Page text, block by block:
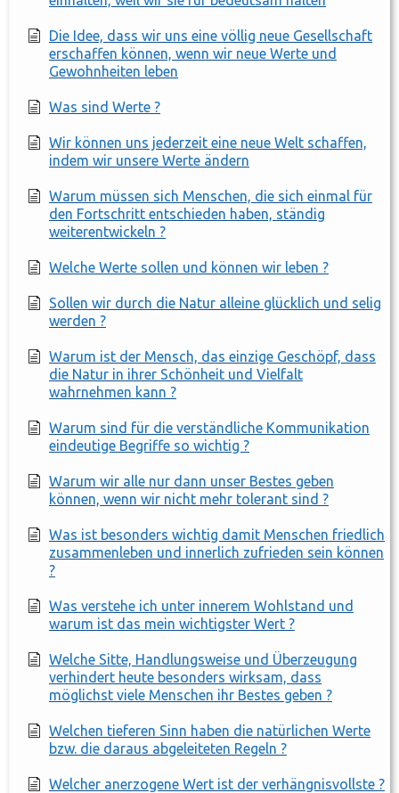
Die Idee, dass wir uns eine völlig neue Gesellschaft
erschaffen können, wenn wir neue Werte und
Gewohnheiten leben
Was sind Werte ?
Wir können uns jederzeit eine neue Welt schaffen,
indem wir unsere Werte ändern
Warum müssen sich Menschen, die sich einmal für
den Fortschritt entschieden haben, ständig
weiterentwickeln ?
Welche Werte sollen und können wir leben ?
Sollen wir durch die Natur alleine glücklich und selig
werden ?
Warum ist der Mensch, das einzige Geschöpf, dass
die Natur in ihrer Schönheit und Vielfalt
wahrnehmen kann ?
Warum sind für die verständliche Kommunikation
eindeutige Begriffe so wichtig ?
Warum wir alle nur dann unser Bestes geben
können, wenn wir nicht mehr tolerant sind ?
Was ist besonders wichtig damit Menschen friedlich
zusammenleben und innerlich zufrieden sein können
?
Was verstehe ich unter innerem Wohlstand und
warum ist das mein wichtigster Wert ?
Welche Sitte, Handlungsweise und Überzeugung
verhindert heute besonders wirksam, dass
möglichst viele Menschen ihr Bestes geben ?
Welchen tieferen Sinn haben die natürlichen Werte
bzw. die daraus abgeleiteten Regeln ?
Welcher anerzogene Wert ist der verhängnisvollste ?